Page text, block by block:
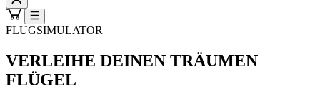
FLUGSIMULATOR
VERLEIHE DEINEN TRÄUMEN
FLÜGEL